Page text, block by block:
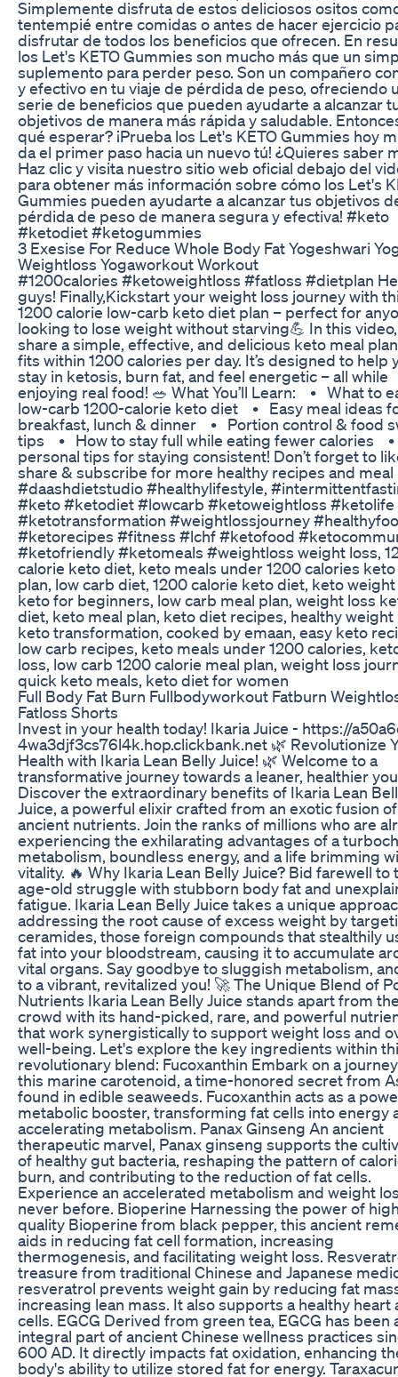
Simplemente disfruta de estos deliciosos ositos
tentempié entre comidas o antes de hacer ejercicio
disfrutar de todos los beneficios que ofrecen. En
los Let's KETO Gummies son mucho más que un
suplemento para perder peso. Son un compañero
y efectivo en tu viaje de pérdida de peso, ofreciendo
serie de beneficios que pueden ayudarte a alcanzar
objetivos de manera más rápida y saludable.
qué esperar? ¡Prueba los Let's KETO Gummies hoy
da el primer paso hacia un nuevo tú! ¿Quieres saber
Haz clic y visita nuestro sitio web oficial debajo del
para obtener más información sobre cómo los Let's
Gummies pueden ayudarte a alcanzar tus objetivos
pérdida de peso de manera segura y efectiva! #keto
#ketodiet #ketogummies
3 Exesise For Reduce Whole Body Fat Yogeshwari
Weightloss Yogaworkout Workout
#1200calories #ketoweightloss #fatloss #dietplan
guys! Finally,Kickstart your weight loss journey with
1200 calorie low-carb keto diet plan – perfect for
looking to lose weight without starving💪 In this
share a simple, effective, and delicious keto meal
fits within 1200 calories per day. It’s designed to help
stay in ketosis, burn fat, and feel energetic – all while
enjoying real food! 🥗 What You’ll Learn: • What to
low-carb 1200-calorie keto diet • Easy meal ideas
breakfast, lunch & dinner • Portion control & food
tips • How to stay full while eating fewer calories
personal tips for staying consistent! Don’t forget to
share & subscribe for more healthy recipes and meal
#daashdietstudio #healthylifestyle,
#keto #ketodiet #lowcarb #ketoweightloss #ketolife
#ketotransformation #weightlossjourney
#ketorecipes #fitness #lchf #ketofood
#ketofriendly #ketomeals #weightloss weight loss,
calorie keto diet, keto meals under 1200 calories
plan, low carb diet, 1200 calorie keto diet, keto weight
keto for beginners, low carb meal plan, weight loss
diet, keto meal plan, keto diet recipes, healthy weight
keto transformation, cooked by emaan, easy keto
low carb recipes, keto meals under 1200 calories,
loss, low carb 1200 calorie meal plan, weight loss
quick keto meals, keto diet for women
Full Body Fat Burn Fullbodyworkout Fatburn
Fatloss Shorts
Invest in your health today! Ikaria Juice - https://
4wa3djf3cs76l4k.hop.clickbank.net 🌿 Revolutionize
Health with Ikaria Lean Belly Juice! 🌿 Welcome to a
transformative journey towards a leaner, healthier
Discover the extraordinary benefits of Ikaria Lean
Juice, a powerful elixir crafted from an exotic fusion of
ancient nutrients. Join the ranks of millions who are
experiencing the exhilarating advantages of a
metabolism, boundless energy, and a life brimming
vitality. 🔥 Why Ikaria Lean Belly Juice? Bid farewell to
age-old struggle with stubborn body fat and
fatigue. Ikaria Lean Belly Juice takes a unique
addressing the root cause of excess weight by
ceramides, those foreign compounds that stealthily
fat into your bloodstream, causing it to accumulate
vital organs. Say goodbye to sluggish metabolism,
to a vibrant, revitalized you! 🚀 The Unique Blend of
Nutrients Ikaria Lean Belly Juice stands apart from
crowd with its hand-picked, rare, and powerful
that work synergistically to support weight loss and
well-being. Let's explore the key ingredients within
revolutionary blend: Fucoxanthin Embark on a
this marine carotenoid, a time-honored secret from
found in edible seaweeds. Fucoxanthin acts as a
metabolic booster, transforming fat cells into energy
accelerating metabolism. Panax Ginseng An ancient
therapeutic marvel, Panax ginseng supports the
of healthy gut bacteria, reshaping the pattern of
burn, and contributing to the reduction of fat cells.
Experience an accelerated metabolism and weight
never before. Bioperine Harnessing the power of
quality Bioperine from black pepper, this ancient
aids in reducing fat cell formation, increasing
thermogenesis, and facilitating weight loss.
treasure from traditional Chinese and Japanese
resveratrol prevents weight gain by reducing fat
increasing lean mass. It also supports a healthy heart
cells. EGCG Derived from green tea, EGCG has been
integral part of ancient Chinese wellness practices
600 AD. It directly impacts fat oxidation, enhancing
body's ability to utilize stored fat for energy.